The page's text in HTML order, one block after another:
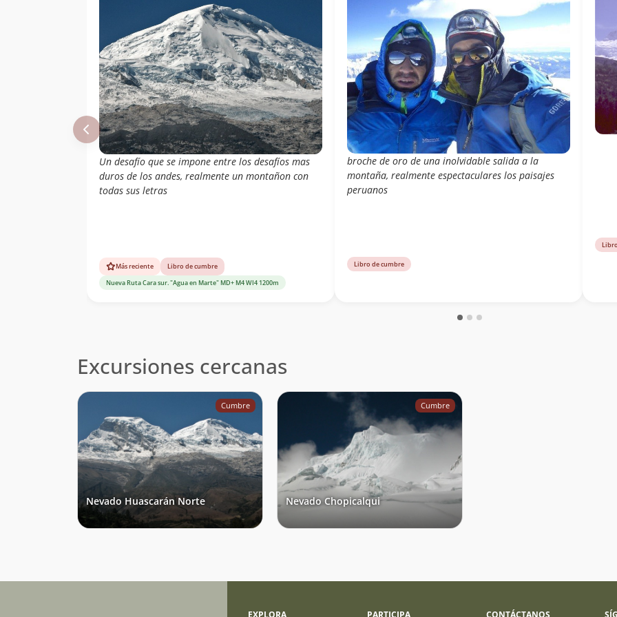
Un desafío que se impone entre los desafíos mas
duros de los andes, realmente un montañon con
todas sus letras
Más reciente
Libro de cumbre
Nueva Ruta Cara sur. "Agua en Marte" MD+ M4 WI4 1200m
broche de oro de una inolvidable salida a la
montaña, realmente espectaculares los paisajes
peruanos
Libro de cumbre
Excursiones cercanas
Cumbre
Nevado Huascarán Norte
Cumbre
Nevado Chopicalqui
EXPLORA PARTICIPA CONTÁCTANOS